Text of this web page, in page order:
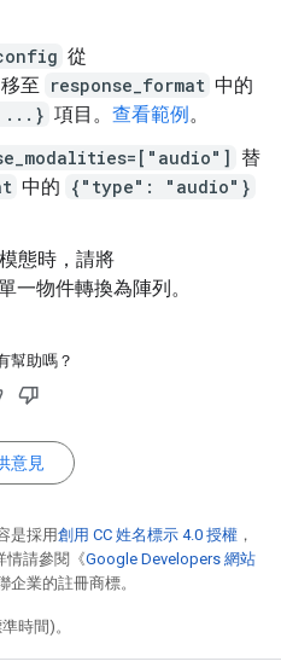
從
移至 response_format 中的
...} 項目。 查看範例。
替
中的 {"type": "audio"}
態時，請將
一物件轉換為陣列。
幫助嗎？
意見
是採用創用 CC 姓名標示 4.0 授權 ，
情請參閱《Google Developers 網站
企業的註冊商標。
時間)。